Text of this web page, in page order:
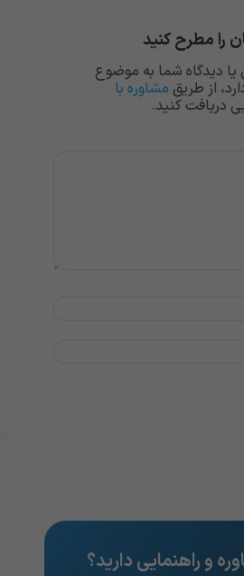
را مطرح کنید
دیدگاه شما به موضوع
از طریق مشاوره با
دریافت کنید.
و راهنمایی دارید؟